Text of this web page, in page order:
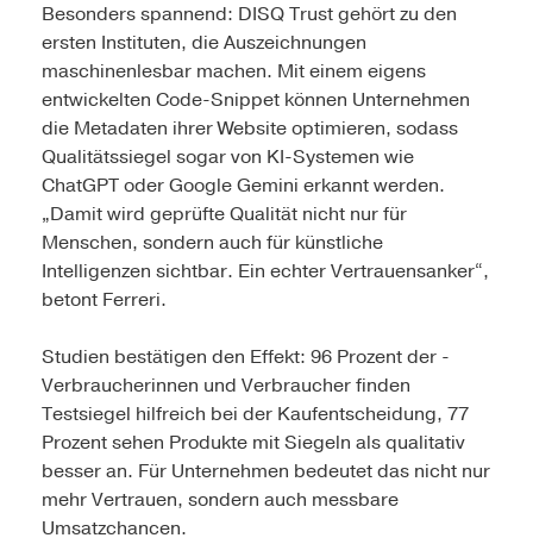
Besonders spannend: DISQ Trust gehört zu den
ersten Instituten, die Auszeichnungen
maschinenlesbar machen. Mit einem eigens
entwickelten Code-Snippet können Unternehmen
die Metadaten ihrer Website optimieren, sodass
Qualitätssiegel sogar von KI-Systemen wie
ChatGPT oder Google Gemini erkannt werden.
„Damit wird geprüfte Qualität nicht nur für
Menschen, sondern auch für künstliche
Intelligenzen sichtbar. Ein echter Vertrauensanker“,
betont Ferreri.
Studien bestätigen den Effekt: 96 Prozent der ­
Verbraucherinnen und Verbraucher finden
Testsiegel hilfreich bei der Kaufentscheidung, 77
Prozent sehen Produkte mit Siegeln als qualitativ
besser an. Für Unternehmen bedeutet das nicht nur
mehr Vertrauen, sondern auch messbare
Umsatzchancen.